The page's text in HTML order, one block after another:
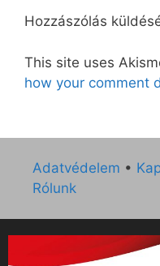
Hozzászólás
This site uses
how your comment
Adatvédelem •
Rólunk